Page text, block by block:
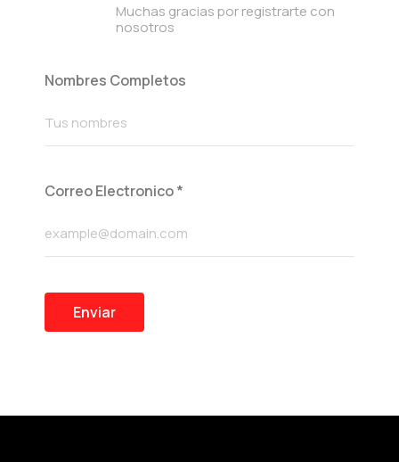
Muchas gracias por registrarte con
nosotros
Nombres Completos
Correo Electronico*
Enviar